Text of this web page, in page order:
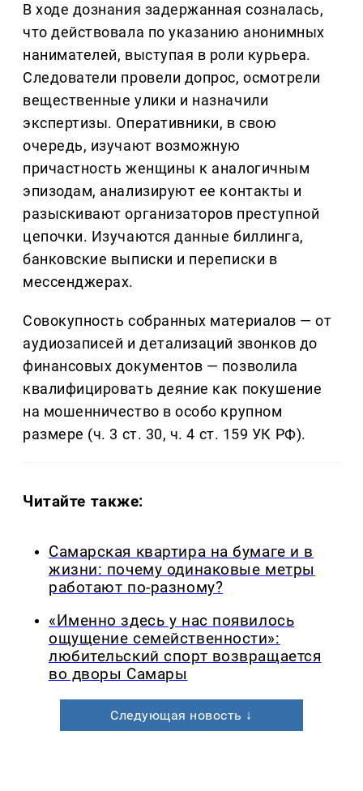
В ходе дознания задержанная созналась,
что действовала по указанию анонимных
нанимателей, выступая в роли курьера.
Следователи провели допрос, осмотрели
вещественные улики и назначили
экспертизы. Оперативники, в свою
очередь, изучают возможную
причастность женщины к аналогичным
эпизодам, анализируют ее контакты и
разыскивают организаторов преступной
цепочки. Изучаются данные биллинга,
банковские выписки и переписки в
мессенджерах.
Совокупность собранных материалов — от
аудиозаписей и детализаций звонков до
финансовых документов — позволила
квалифицировать деяние как покушение
на мошенничество в особо крупном
размере (ч. 3 ст. 30, ч. 4 ст. 159 УК РФ).
Читайте также:
Самарская квартира на бумаге и в
жизни: почему одинаковые метры
работают по-разному?
«Именно здесь у нас появилось
ощущение семейственности»:
любительский спорт возвращается
во дворы Самары
Следующая новость ↓